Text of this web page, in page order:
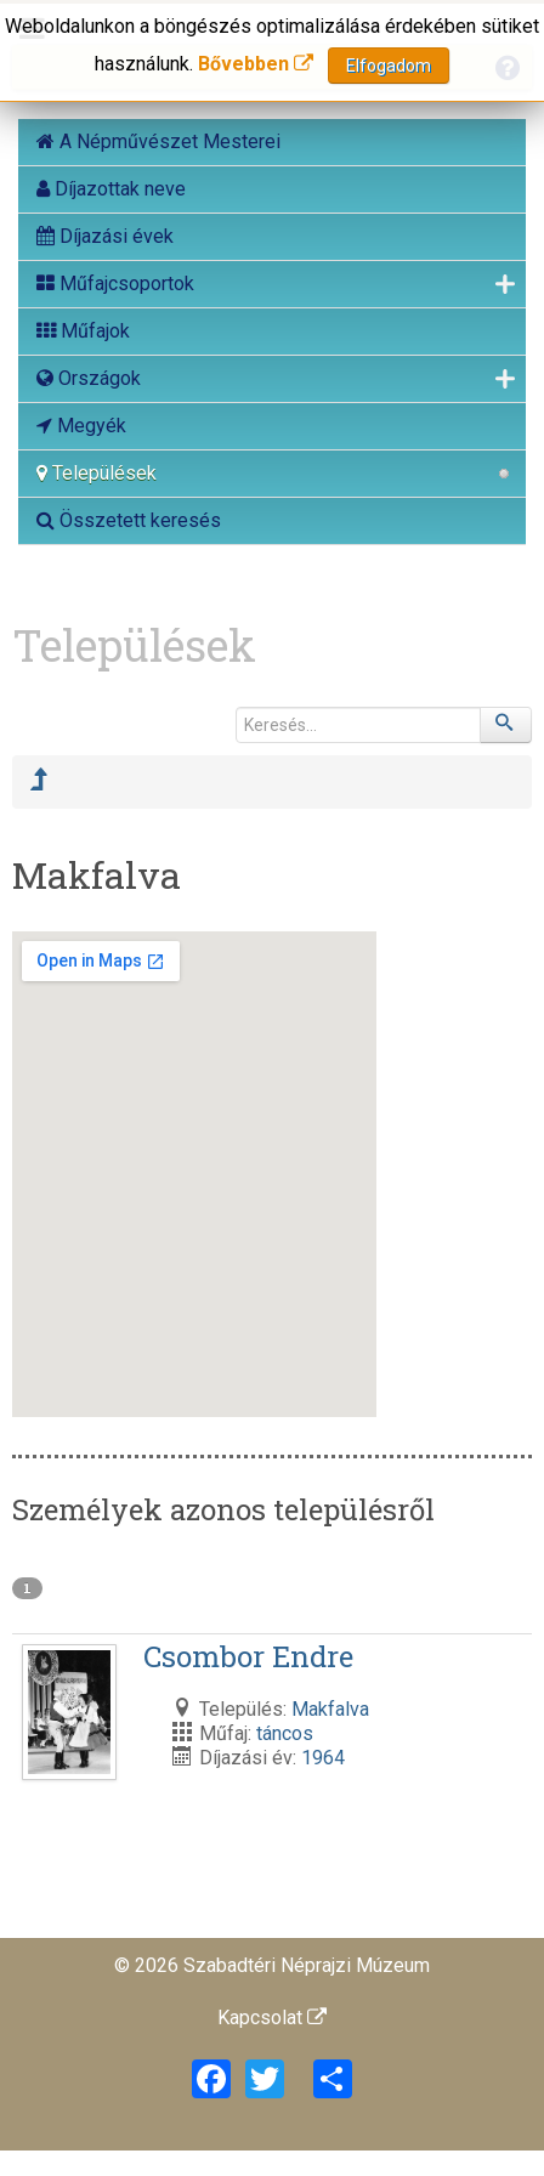
A Népművészet Mesterei
Díjazottak neve
Díjazási évek
Műfajcsoportok
Műfajok
Országok
Megyék
Települések
Összetett keresés
Weboldalunkon a böngészés optimalizálása érdekében sütiket
használunk. Bővebben Elfogadom
Települések
Makfalva
Személyek azonos településről
1
Csombor Endre
Település: Makfalva
Műfaj: táncos
Díjazási év: 1964
© 2026 Szabadtéri Néprajzi Múzeum
Kapcsolat
Facebook
Twitter